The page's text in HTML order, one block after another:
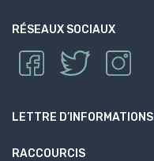
RÉSEAUX SOCIAUX
LETTRE D’INFORMATIONS
RACCOURCIS